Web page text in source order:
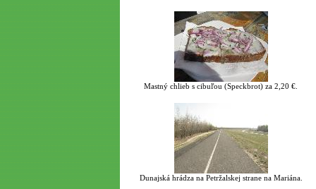
Mastný chlieb s cibuľou (Speckbrot) za 2,20 €.
Dunajská hrádza na Petržalskej strane na Mariána.